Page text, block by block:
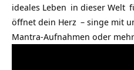
ideales Leben in dieser Welt
öffnet dein Herz – singe mit
Mantra-Aufnahmen oder